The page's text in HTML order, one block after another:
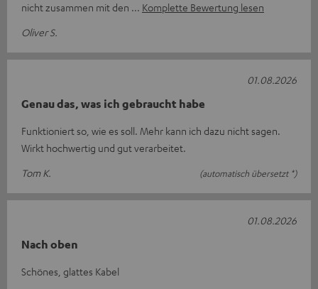
nicht zusammen mit den
Komplette Bewertung lesen
Oliver S.
Genau das, was ich gebraucht habe
Funktioniert so, wie es soll. Mehr kann ich dazu nicht sagen.
Wirkt hochwertig und gut verarbeitet.
Tom K.
(automatisch übersetzt *)
01.08.2026
Nach oben
Schönes, glattes Kabel
01.08.2026